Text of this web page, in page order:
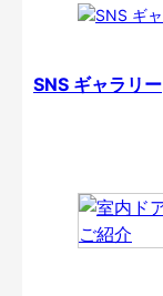
SNS ギャラリー